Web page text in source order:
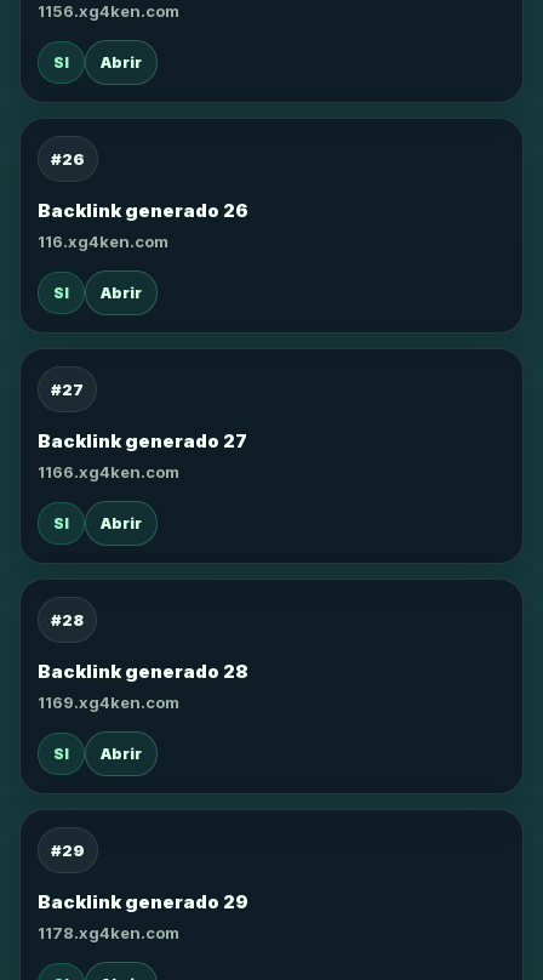
1156.xg4ken.com
SI Abrir
#26
Backlink generado 26
116.xg4ken.com
SI Abrir
#27
Backlink generado 27
1166.xg4ken.com
SI Abrir
#28
Backlink generado 28
1169.xg4ken.com
SI Abrir
#29
Backlink generado 29
1178.xg4ken.com